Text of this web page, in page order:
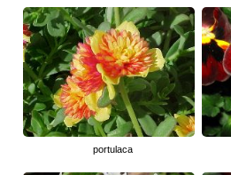
portulaca